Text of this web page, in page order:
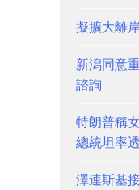
擬擴大離
新潟同意
諮詢
特朗普稱
總統坦率
澤連斯基